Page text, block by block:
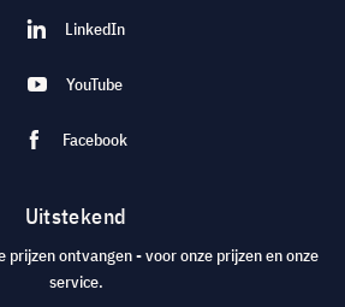
LinkedIn
YouTube
Facebook
Uitstekend
prijzen ontvangen - voor onze prijzen en onze
service.